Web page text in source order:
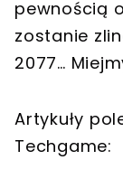
pewnością
zostanie
2077…
Artykuły
Techgame: